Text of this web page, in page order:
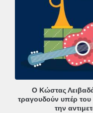
Ο Κώστας
τραγουδούν υπέρ
την